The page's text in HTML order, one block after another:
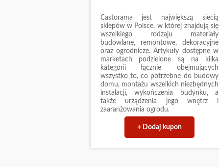
Castorama jest największą siecią
sklepów w Polsce, w której znajdują się
wszelkiego rodzaju materiały
budowlane, remontowe, dekoracyjne
oraz ogrodnicze. Artykuły dostępne w
marketach podzielone są na kilka
kategorii łącznie obejmujących
wszystko to, co potrzebne do budowy
domu, montażu wszelkich niezbędnych
instalacji, wykończenia budynku, a
także urządzenia jego wnętrz i
zaaranżowania ogrodu.
+ Dodaj kupon